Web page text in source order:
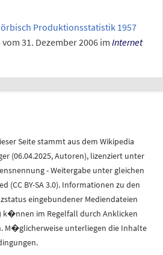
Produktionsstatistik 1957
vom 31. Dezember 2006 imInternet
Seite stammt aus dem Wikipedia
(06.04.2025,Autoren), lizenziert unter
- Weitergabe unter gleichen
(CC BY-SA 3.0). Informationen zu den
eingebundener Mediendateien
k�nnen im Regelfall durch Anklicken
M�glicherweise unterliegen die Inhalte